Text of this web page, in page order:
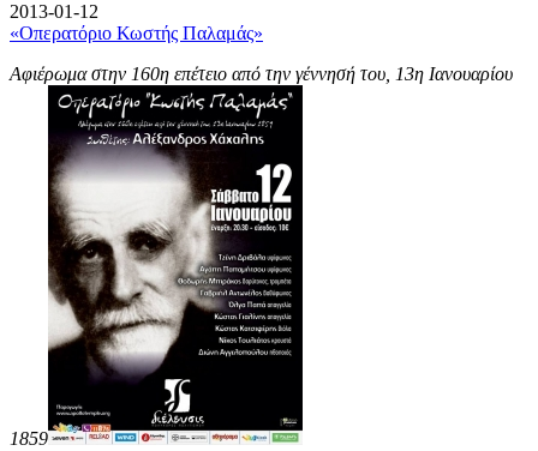
2013-01-12
«Οπερατόριο Κωστής Παλαμάς»
Αφιέρωμα στην 160η επέτειο από την γέννησή του, 13η Ιανουαρίου
1859